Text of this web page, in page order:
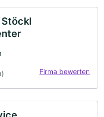
Firma bewerten